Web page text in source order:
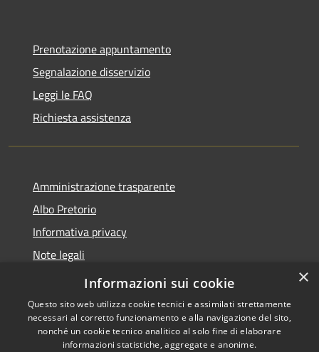
Prenotazione appuntamento
Segnalazione disservizio
Leggi le FAQ
Richiesta assistenza
Amministrazione trasparente
Albo Pretorio
Informativa privacy
Note legali
Dichiarazione di accessibilità
Copyright © 2026 • Comune di
×
Informazioni sui cookie
Questo sito web utilizza cookie tecnici e assimilati strettamente
necessari al corretto funzionamento e alla navigazione del sito,
nonché un cookie tecnico analitico al solo fine di elaborare
informazioni statistiche, aggregate e anonime.